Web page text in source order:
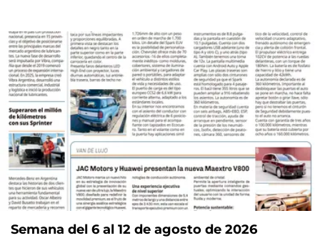
Semana del 6 al 12 de agosto de 2026